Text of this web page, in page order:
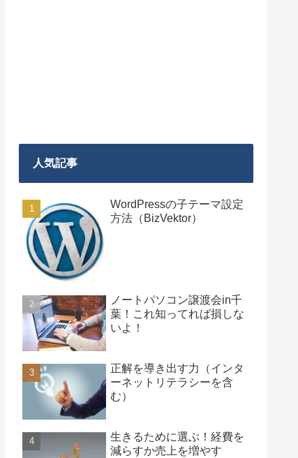
人気記事
WordPressの子テーマ設定
方法（BizVektor）
ノートパソコン譲渡会in千
葉！これ知ってれば損しな
いよ！
正解を導き出す力（インタ
ーネットリテラシーを含
む）
生きるために選ぶ！経費を
減らすか売上を増やす